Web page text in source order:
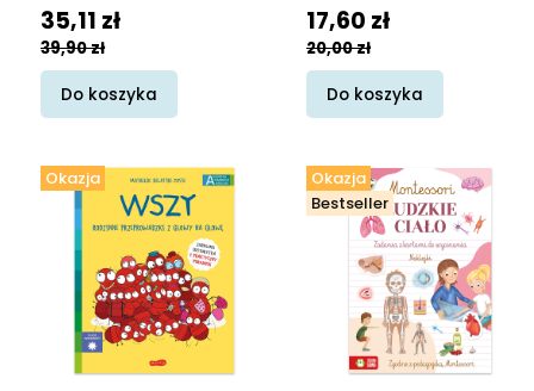
Cena promocyjna
35,11 zł
39,90 zł
Do koszyka
pytanie
Cena promocyjna
17,60 zł
20,00 zł
Do koszyka
Okazja
Okazja
Bestseller